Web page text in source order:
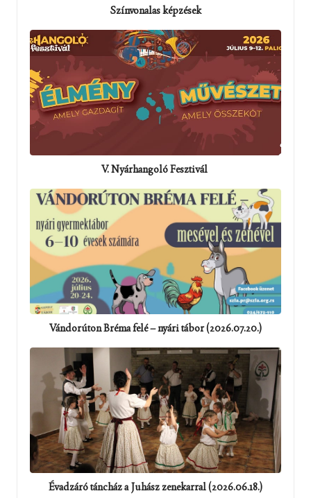
Színvonalas képzések
V. Nyárhangoló Fesztivál
Vándorúton Bréma felé – nyári tábor (2026.07.20.)
Évadzáró táncház a Juhász zenekarral (2026.06.18.)